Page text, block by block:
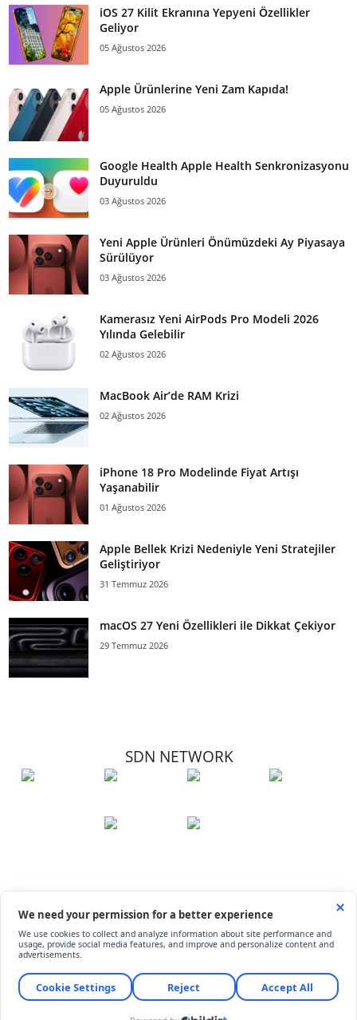
iOS 27 Kilit Ekranına Yepyeni Özellikler
Geliyor
05 Ağustos 2026
Apple Ürünlerine Yeni Zam Kapıda!
05 Ağustos 2026
Google Health Apple Health Senkronizasyonu
Duyuruldu
03 Ağustos 2026
Yeni Apple Ürünleri Önümüzdeki Ay Piyasaya
Sürülüyor
03 Ağustos 2026
Kamerasız Yeni AirPods Pro Modeli 2026
Yılında Gelebilir
02 Ağustos 2026
MacBook Air’de RAM Krizi
02 Ağustos 2026
iPhone 18 Pro Modelinde Fiyat Artışı
Yaşanabilir
01 Ağustos 2026
Apple Bellek Krizi Nedeniyle Yeni Stratejiler
Geliştiriyor
31 Temmuz 2026
macOS 27 Yeni Özellikleri ile Dikkat Çekiyor
29 Temmuz 2026
SDN NETWORK
© ShiftDelete.Net